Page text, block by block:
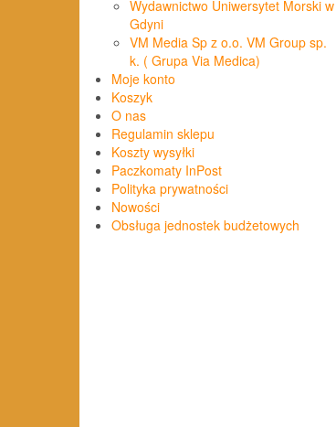
Wydawnictwo Uniwersytet Morski w
Gdyni
VM Media Sp z o.o. VM Group sp.
k. ( Grupa Via Medica)
Moje konto
Koszyk
O nas
Regulamin sklepu
Koszty wysyłki
Paczkomaty InPost
Polityka prywatności
Nowości
Obsługa jednostek budżetowych